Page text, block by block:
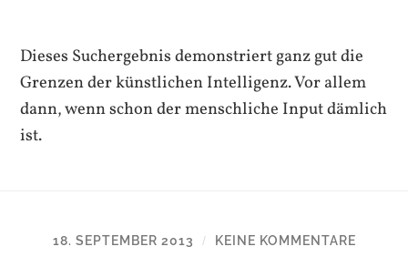
Dieses Suchergebnis demonstriert ganz gut die
Grenzen der künstlichen Intelligenz. Vor allem
dann, wenn schon der menschliche Input dämlich
ist.
18. SEPTEMBER 2013 / KEINE KOMMENTARE